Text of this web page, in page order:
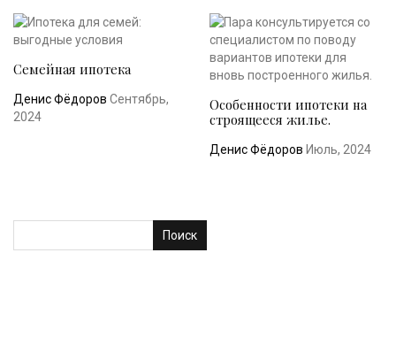
Семейная ипотека
Денис Фёдоров Сентябрь,
2024
Особенности ипотеки на
строящееся жилье.
Денис Фёдоров Июль, 2024
Поиск